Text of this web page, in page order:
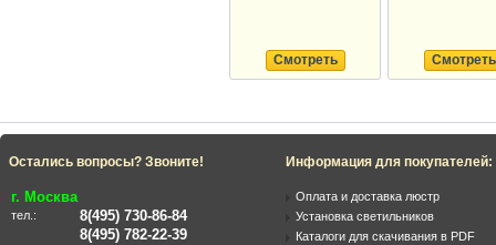
Смотреть Смотреть
Остались вопросы? Звоните!
г. Москва
тел.:
8(495) 730-86-84
8(495) 782-22-39
Информация для покупателей:
Оплата и доставка люстр
Установка светильников
Каталоги для скачивания в PDF